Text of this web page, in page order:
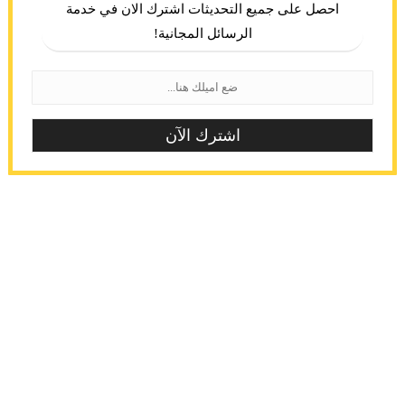
احصل على جميع التحديثات اشترك الان في خدمة
الرسائل المجانية!